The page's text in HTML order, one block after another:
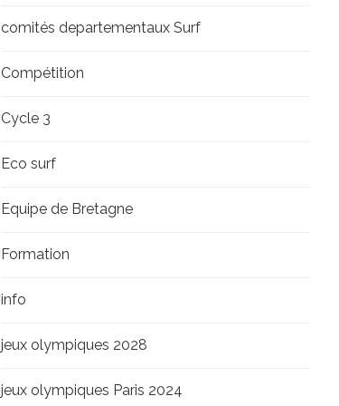
comités departementaux Surf
Compétition
Cycle 3
Eco surf
Equipe de Bretagne
Formation
info
jeux olympiques 2028
jeux olympiques Paris 2024